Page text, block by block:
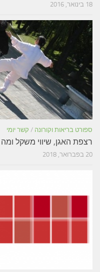
18 בינואר, 2016
ספורט בריאות וקורונה / קשר יומי
רצפת האגן, שיווי משקל
20 בפברואר, 2018